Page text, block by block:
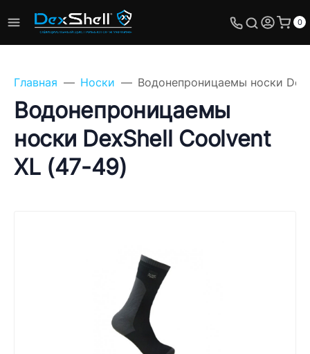
0
Главная Носки Водонепроницаемы носки
Водонепроницаемы
носки DexShell Coolvent
XL (47-49)
Задайте свой вопрос,
мы обязательно
ответим!